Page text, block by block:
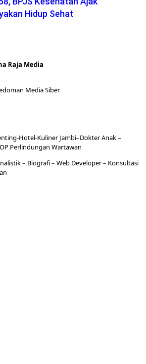
Hidup Sehat
Raja Media
Media Siber
Hotel-KulinerJambi–DokterAnak –
Perlindungan Wartawan
– Biografi– Web Developer– Konsultasi